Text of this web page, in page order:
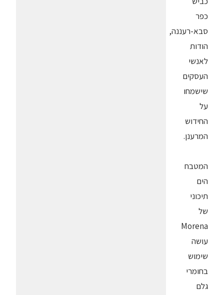
כפר
סבא-רעננה,
הודות
לאנשי
העסקים
שישמחו
על
החידוש
המרענן.
המטבח
הים
תיכוני
של
Morena
עושה
שימוש
בחומרי
גלם